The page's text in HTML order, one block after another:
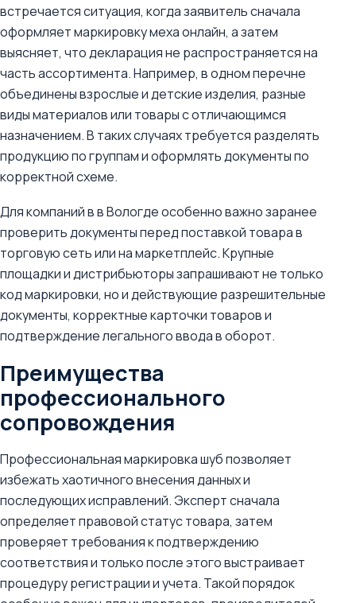
встречается ситуация, когда заявитель сначала
оформляет маркировку меха онлайн, а затем
выясняет, что декларация не распространяется на
часть ассортимента. Например, в одном перечне
объединены взрослые и детские изделия, разные
виды материалов или товары с отличающимся
назначением. В таких случаях требуется разделять
продукцию по группам и оформлять документы по
корректной схеме.
Для компаний в в Вологде особенно важно заранее
проверить документы перед поставкой товара в
торговую сеть или на маркетплейс. Крупные
площадки и дистрибьюторы запрашивают не только
код маркировки, но и действующие разрешительные
документы, корректные карточки товаров и
подтверждение легального ввода в оборот.
Преимущества
профессионального
сопровождения
Профессиональная маркировка шуб позволяет
избежать хаотичного внесения данных и
последующих исправлений. Эксперт сначала
определяет правовой статус товара, затем
проверяет требования к подтверждению
соответствия и только после этого выстраивает
процедуру регистрации и учета. Такой порядок